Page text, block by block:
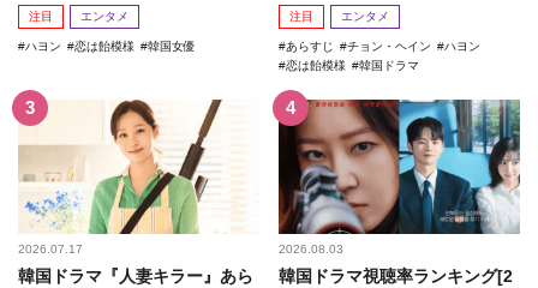
注目 エンタメ
ハヨン 恋は飴模様 韓国女優
注目 エンタメ
あらすじ チョン・ヘイン
ハヨン
恋は飴模様
韓国ドラマ
2026.07.17
韓国ドラマ『人妻キラー』あら
2026.08.03
韓国ドラマ視聴率ランキング[2